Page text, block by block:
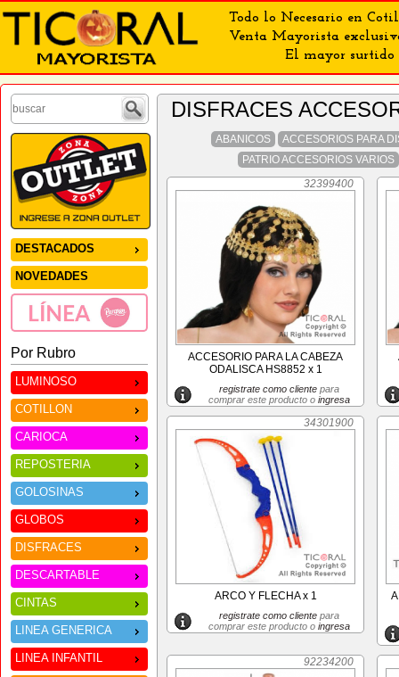
Todo lo Necesario en
Venta Mayorista
El mayor surtido
DESTACADOS
NOVEDADES
Por Rubro
LUMINOSO
COTILLON
CARIOCA
REPOSTERIA
GOLOSINAS
GLOBOS
DISFRACES
DESCARTABLE
CINTAS
LINEA GENERICA
LINEA INFANTIL
DISFRACES
ABANICOS
ACCESORIOS PARA
PATRIO ACCESORIOS VARIOS
32399400
ACCESORIO PARA LA CABEZA
ODALISCA HS8852 x 1
registrate como clientepara
comprar este producto o ingresa
34301900
ARCO Y FLECHA x 1
registrate como clientepara
comprar este producto o ingresa
92234200